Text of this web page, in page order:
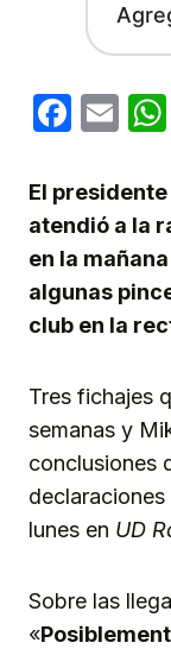
El
atendió a la
en la
algunas
club en la
Tres fichajes
semanas y
conclusiones
lunes en UD
Sobre las
«